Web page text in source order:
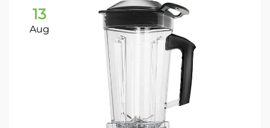
13
Aug